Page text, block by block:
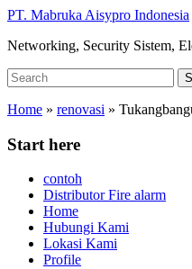
Skip
main
PT. Mabruka Aisypro Indonesia
Networking, Security Sistem,
Search
for:
Home » renovasi »
Start here
contoh
Distributor Fire alarm
Home
Hubungi Kami
Lokasi Kami
Profile